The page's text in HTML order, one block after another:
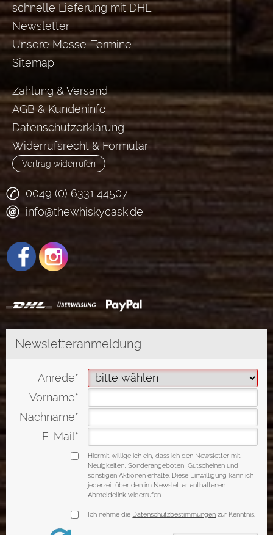
schnelle Lieferung mit DHL
Newsletter
Unsere Messe-Termine
Sitemap
Zahlung & Versand
AGB & Kundeninfo
Datenschutzerklärung
Widerrufsrecht & Formular
Vertrag widerrufen
0049 (0) 6331 44507
info@thewhiskycask.de